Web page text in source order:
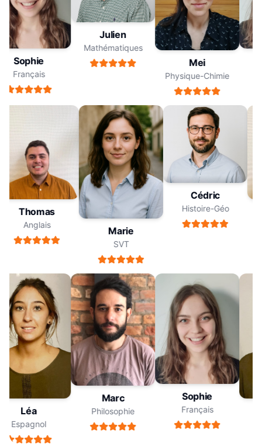
Sophie
Français
Julien
Mathématiques
Mei
Physique-Chimie
Thomas
Anglais
Marie
SVT
Cédric
Histoire-Géo
Léa
Espagnol
Marc
Philosophie
Sophie
Français